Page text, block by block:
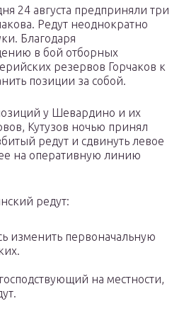
24 августа предприняли три
Редут неоднократно
Благодаря
в бой отборных
резервов Горчаков к
позиции за собой.
у Шевардино и их
Кутузов ночью принял
редут и сдвинуть левое
на оперативную линию
редут:
изменить первоначальную
на местности,